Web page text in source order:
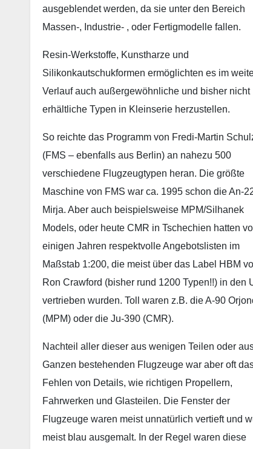
ausgeblendet werden, da sie unter den Bereich
Massen-, Industrie- , oder Fertigmodelle fallen.
Resin-Werkstoffe, Kunstharze und
Silikonkautschukformen ermöglichten es im
Verlauf auch außergewöhnliche und bisher nicht
erhältliche Typen in Kleinserie herzustellen.
So reichte das Programm von Fredi-Martin
(FMS – ebenfalls aus Berlin) an nahezu 500
verschiedene Flugzeugtypen heran. Die größte
Maschine von FMS war ca. 1995 schon die An-
Mirja. Aber auch beispielsweise MPM/Silhanek
Models, oder heute CMR in Tschechien hatten
einigen Jahren respektvolle Angebotslisten im
Maßstab 1:200, die meist über das Label HBM
Ron Crawford (bisher rund 1200 Typen!!) in den
vertrieben wurden. Toll waren z.B. die A-90
(MPM) oder die Ju-390 (CMR).
Nachteil aller dieser aus wenigen Teilen oder
Ganzen bestehenden Flugzeuge war aber oft
Fehlen von Details, wie richtigen Propellern,
Fahrwerken und Glasteilen. Die Fenster der
Flugzeuge waren meist unnatürlich vertieft und
meist blau ausgemalt. In der Regel waren diese